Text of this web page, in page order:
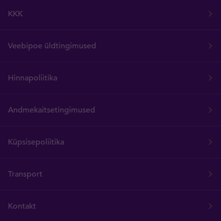
KKK
Veebipoe üldtingimused
Hinnapoliitika
Andmekaitsetingimused
Küpsisepoliitika
Transport
Kontakt